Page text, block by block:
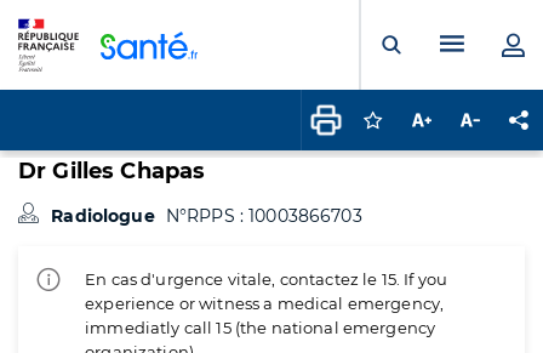
Ouvrir laMenu
Connectez-vous
Augmenter la
Dr Gilles Chapas
Radiologue N°RPPS : 10003866703
En cas d'urgence vitale, contactez le 15. If you
experience or witness a medical emergency,
immediatly call 15 (the national emergency